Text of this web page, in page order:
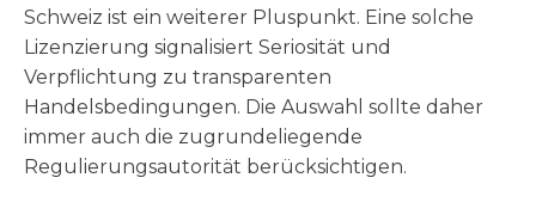
Schweiz ist ein weiterer Pluspunkt. Eine solche
Lizenzierung signalisiert Seriosität und
Verpflichtung zu transparenten
Handelsbedingungen. Die Auswahl sollte daher
immer auch die zugrundeliegende
Regulierungsautorität berücksichtigen.